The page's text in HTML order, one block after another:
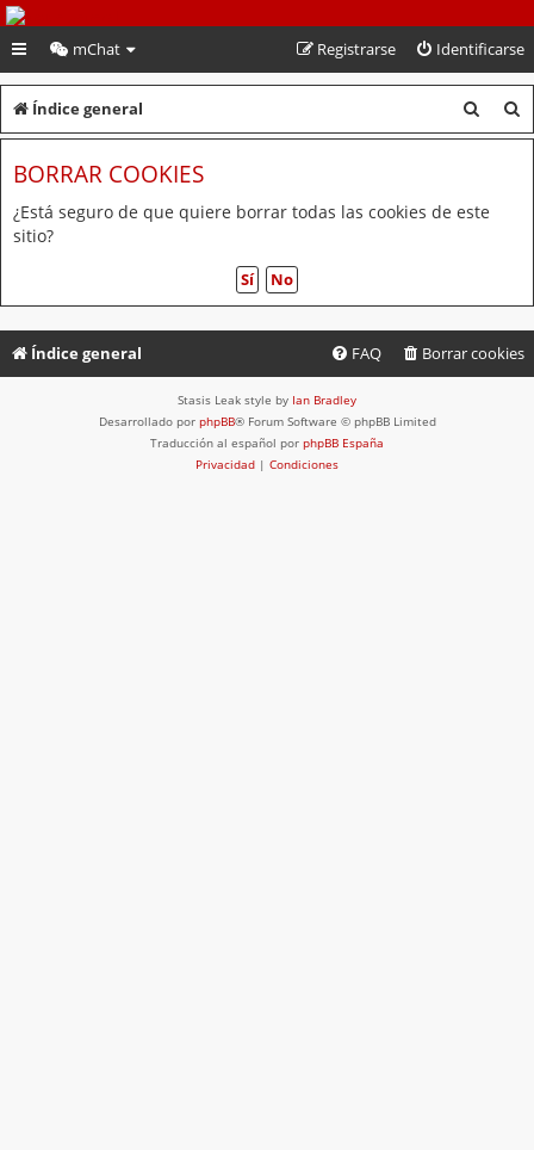
PeruVoley.com
mChat Identificarse
Registrarse
Índice general
u
u
c
BORRAR COOKIES
¿Está seguro de que quiere borrar todas las cookies de este
sitio?
Índice general Borrar cookies
FAQ
Stasis Leak style by Ian Bradley
Desarrollado por phpBB® Forum Software © phpBB Limited
Traducción al español por phpBB España
Privacidad | Condiciones